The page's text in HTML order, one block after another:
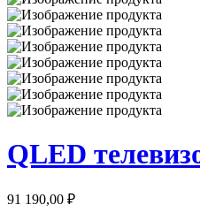
QLED
91 190,00 ₽